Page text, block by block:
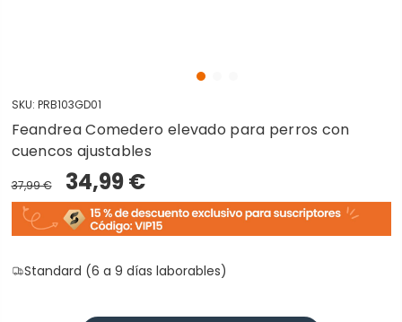
SKU: PRB103GD01
Feandrea Comedero elevado para perros con
cuencos ajustables
37,99 € 34,99 €
Standard (6 a 9 días laborables)